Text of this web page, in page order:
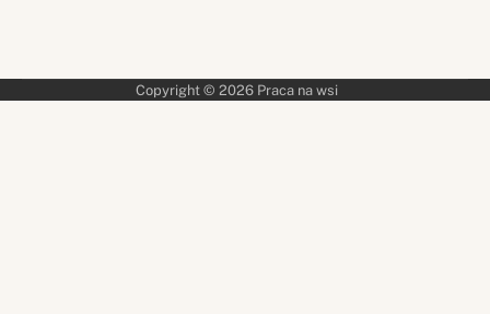
Copyright © 2026 Praca na wsi